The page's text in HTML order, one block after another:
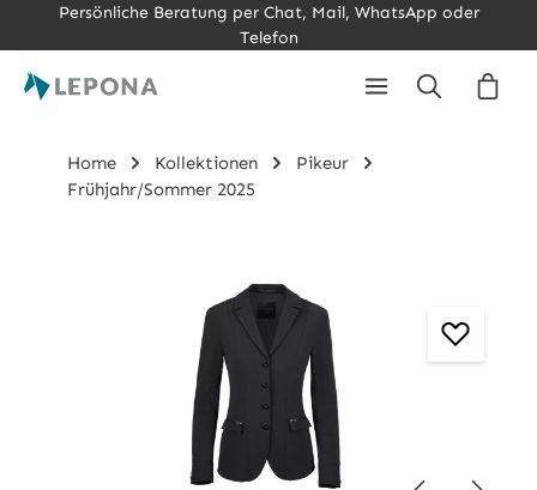
Zum Hauptinhalt springen
Persönliche Beratung per Chat, Mail, WhatsApp oder
Telefon
Home Kollektionen
Pikeur
Frühjahr/Sommer 2025